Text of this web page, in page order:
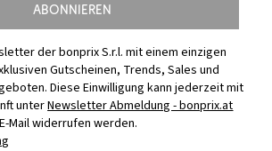
Abonnieren
der bonprix S.r.l. mit einem einzigen
Gutscheinen, Trends, Sales und
Diese Einwilligung kann jederzeit mit
unterNewsletter Abmeldung - bonprix.at
Mail widerrufen werden.